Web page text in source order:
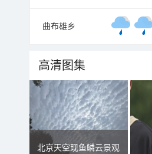
曲布雄乡
高清图集
北京天空现鱼鳞云景观